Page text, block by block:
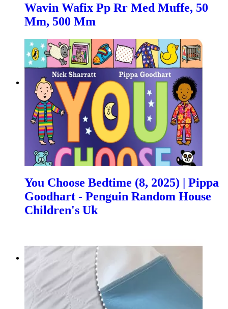
Wavin Wafix Pp Rr Med Muffe, 50
Mm, 500 Mm
You Choose Bedtime (8, 2025) | Pippa
Goodhart - Penguin Random House
Children's Uk